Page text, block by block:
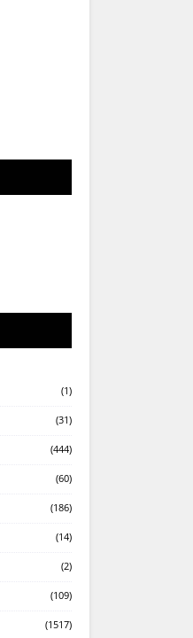
(1)
(31)
(444)
(60)
(186)
(14)
(2)
(109)
(1517)